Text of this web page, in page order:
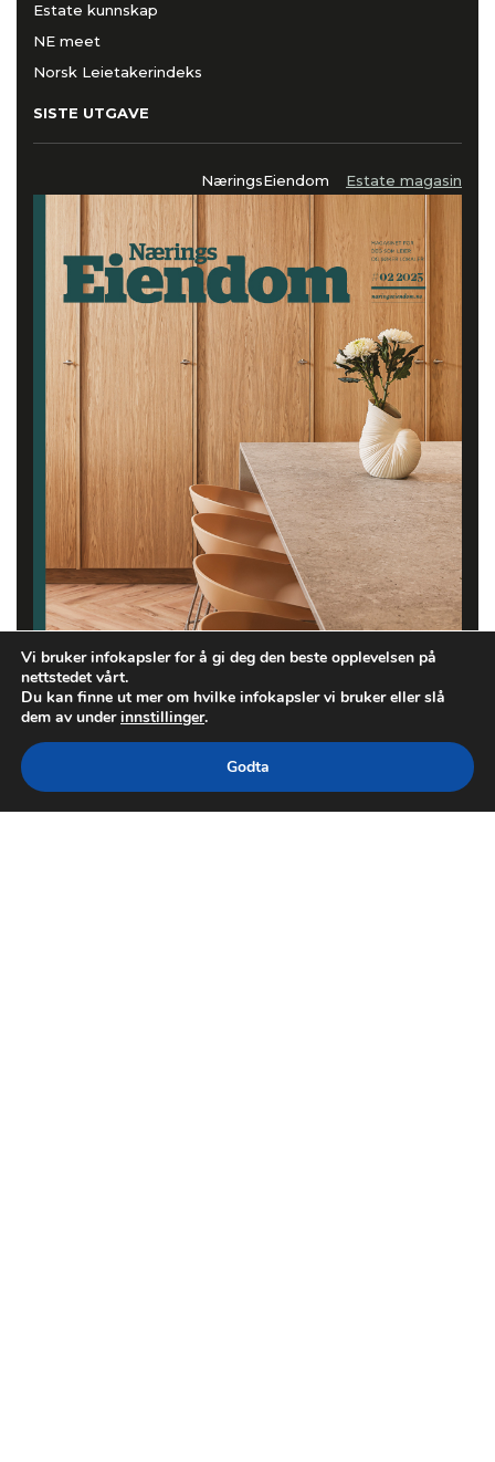
Estate kunnskap
NE meet
Norsk Leietakerindeks
SISTE UTGAVE
NæringsEiendom Estate magasin
Vi bruker infokapsler for å gi deg den beste opplevelsen på
nettstedet vårt.
Du kan finne ut mer om hvilke infokapsler vi bruker eller slå
dem av underinnstillinger.
Godta